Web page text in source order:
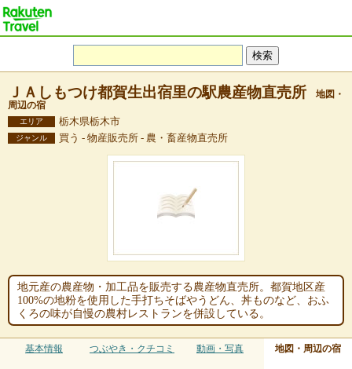
ＪＡしもつけ都賀生出宿里の駅農産物直売所
地図・
周辺の宿
エリア 栃木県栃木市
ジャンル 買う - 物産販売所 - 農・畜産物直売所
地元産の農産物・加工品を販売する農産物直売所。都賀地区産
100%の地粉を使用した手打ちそばやうどん、丼ものなど、おふ
くろの味が自慢の農村レストランを併設している。
基本情報 つぶやき・クチコミ 動画・写真 地図・周辺の宿